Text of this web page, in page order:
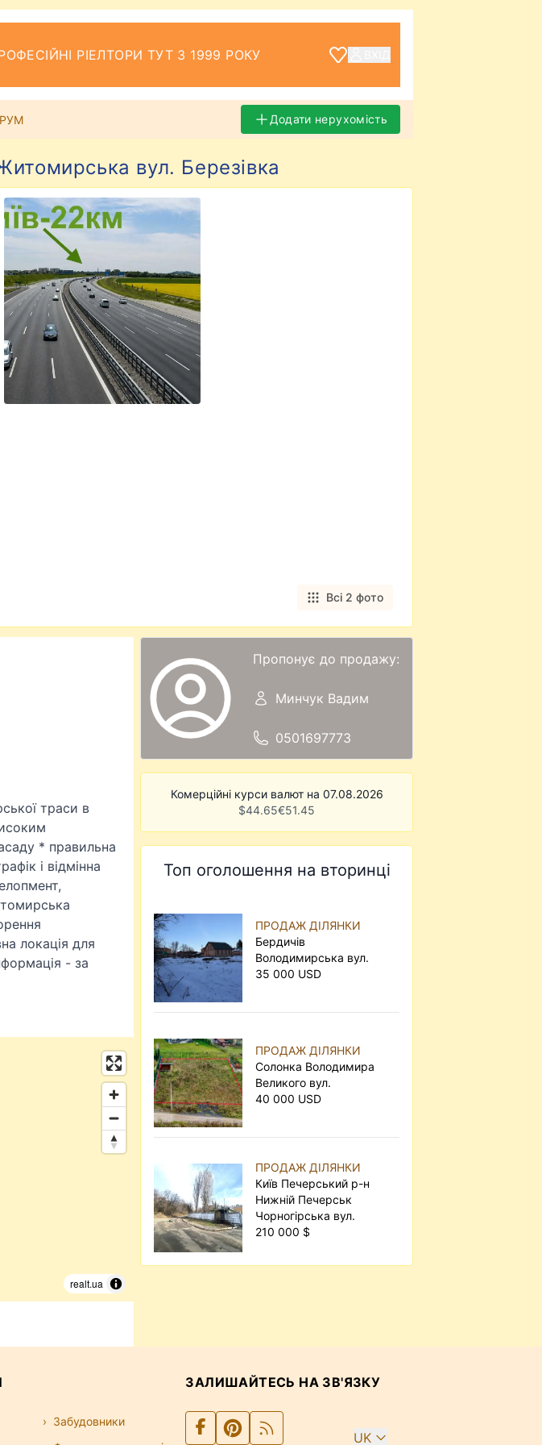
РІЕЛТОРИ ТУТ З 1999 РОКУ
Додати нерухомість
вул. Березівка
Всі 2 фото
траси в
* правильна
і відмінна
локація для
- за
realt.ua
Пропонує до продажу:
Минчук Вадим
0501697773
Комерційні курси валют на 07.08.2026
$44.65€51.45
Топ оголошення на вторинці
ПРОДАЖ ДІЛЯНКИ
Бердичів
Володимирська вул.
35 000 USD
ПРОДАЖ ДІЛЯНКИ
Солонка Володимира
Великого вул.
40 000 USD
ПРОДАЖ ДІЛЯНКИ
Київ Печерський р-н
Нижній Печерськ
Чорногірська вул.
210 000 $
Забудовники
ЗАЛИШАЙТЕСЬ НА ЗВ'ЯЗКУ
UK